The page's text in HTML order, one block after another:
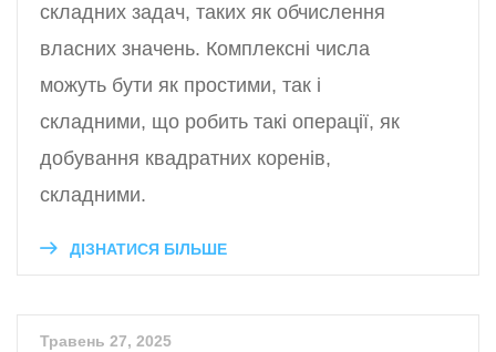
складних задач, таких як обчислення
власних значень. Комплексні числа
можуть бути як простими, так і
складними, що робить такі операції, як
добування квадратних коренів,
складними.
ДІЗНАТИСЯ БІЛЬШЕ
Травень 27, 2025